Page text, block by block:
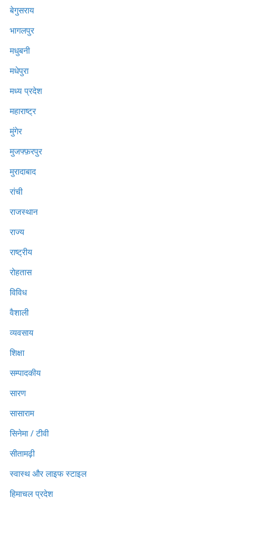
बेगुसराय
भागलपुर
मधुबनी
मधेपुरा
मध्य प्रदेश
महाराष्ट्र
मुंगेर
मुजफ्फ़रपुर
मुरादाबाद
रांची
राजस्थान
राज्य
राष्ट्रीय
रोहतास
विविध
वैशाली
व्यवसाय
शिक्षा
सम्पादकीय
सारण
सासाराम
सिनेमा / टीवी
सीतामढ़ी
स्वास्थ और लाइफ स्टाइल
हिमाचल प्रदेश